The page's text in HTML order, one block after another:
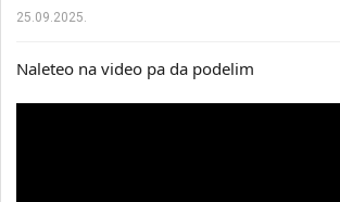
:
25.09.2025.
Naleteo na video pa da podelim